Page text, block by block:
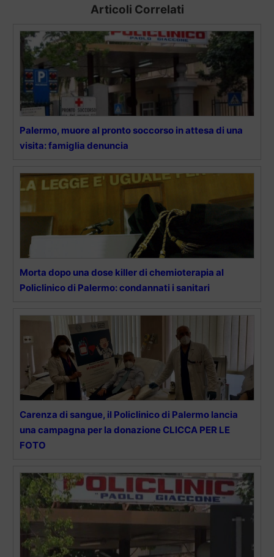
Articoli Correlati
Palermo, muore al pronto soccorso in attesa di una
visita: famiglia denuncia
Morta dopo una dose killer di chemioterapia al
Policlinico di Palermo: condannati i sanitari
Carenza di sangue, il Policlinico di Palermo lancia
una campagna per la donazione CLICCA PER LE
FOTO